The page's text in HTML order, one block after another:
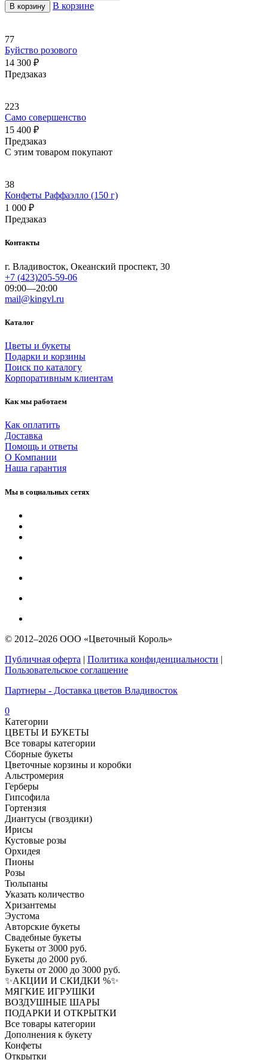
В корзину В корзине
77
Буйство розового
14 300 ₽
Предзаказ
223
Само совершенство
15 400 ₽
Предзаказ
С этим товаром покупают
38
Конфеты Раффаэлло (150 г)
1 000 ₽
Предзаказ
Контакты
г. Владивосток, Океанский проспект, 30
+7 (423)205-59-06
09:00—20:00
mail@kingvl.ru
Каталог
Цветы и букеты
Подарки и корзины
Поиск по каталогу
Корпоративным клиентам
Как мы работаем
Как оплатить
Доставка
Помощь и ответы
О Компании
Наша гарантия
Мы в социальных сетях
© 2012–2026 ООО «Цветочный Король»
Публичная оферта | Политика конфиденциальности |
Пользовательское соглашение
Партнеры - Доставка цветов Владивосток
0
Категории
ЦВЕТЫ И БУКЕТЫ
Все товары категории
Сборные букеты
Цветочные корзины и коробки
Альстромерия
Герберы
Гипсофила
Гортензия​
Диантусы (гвоздики)
Ирисы
Кустовые розы
Орхидея
Пионы
Розы
Тюльпаны
Указать количество
Хризантемы
Эустома
Авторские букеты
Свадебные букеты
Букеты от 3000 руб.
Букеты до 2000 руб.
Букеты от 2000 до 3000 руб.
✨АКЦИИ И СКИДКИ %✨
МЯГКИЕ ИГРУШКИ
ВОЗДУШНЫЕ ШАРЫ
ПОДАРКИ И ОТКРЫТКИ
Все товары категории
Дополнения к букету
Конфеты
Открытки